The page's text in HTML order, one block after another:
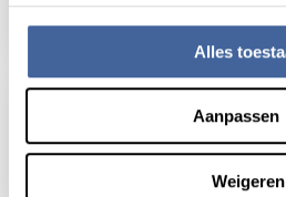
Alles
Aanpassen
Weigeren
lees nieuwsover prenatale